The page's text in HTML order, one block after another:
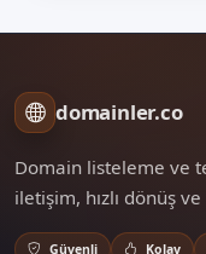
domainler.co
Domain listeleme ve
iletişim, hızlı dönüş
Güvenli Kolay